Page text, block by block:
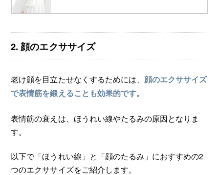
2. 顔のエクササイズ
老け顔を目立たせなくするためには、 顔のエクササイズ
で表情筋を鍛えることも効果的です。
表情筋の衰えは、ほうれい線やたるみの原因となりま
す。
以下で「ほうれい線」と「顔のたるみ」におすすめの2
つのエクササイズをご紹介します。